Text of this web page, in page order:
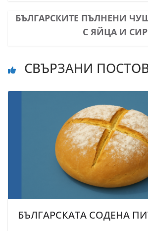
БЪЛГАРСКИТЕ ПЪЛНЕНИ
С ЯЙЦА И
СВЪРЗАНИ
БЪЛГАРСКАТА СОДЕНА